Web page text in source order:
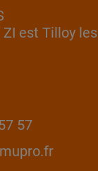
est Tilloy les
57